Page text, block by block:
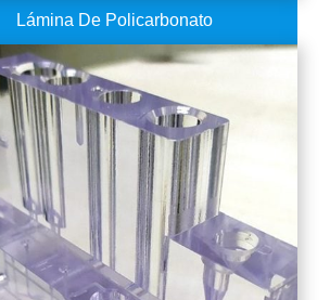
Lámina De Policarbonato